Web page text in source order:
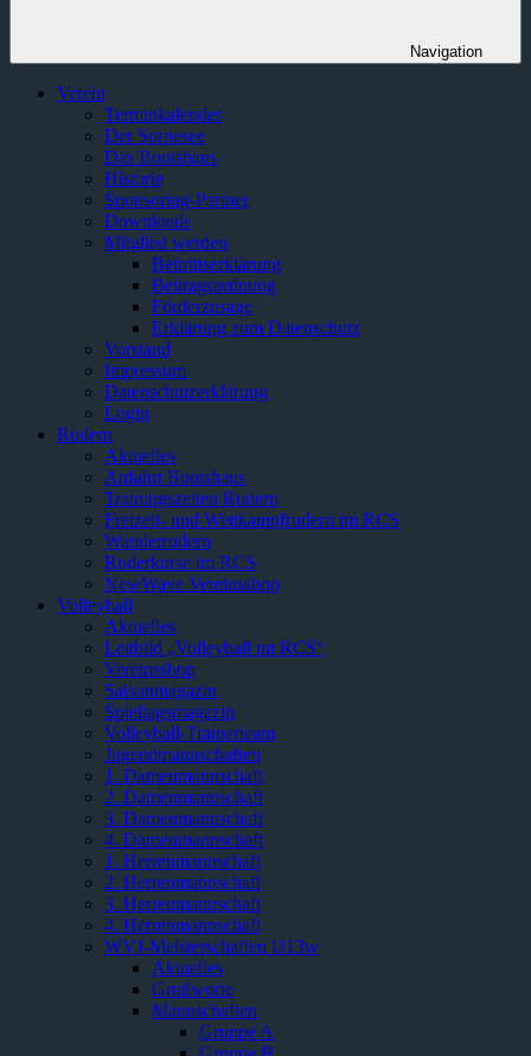
Navigation
Verein
Terminkalender
Der Sorpesee
Das Bootshaus
Historie
Sponsoring-Partner
Downloads
Mitglied werden
Beitrittserklärung
Beitragsordnung
Förderzusage
Erklärung zum Datenschutz
Vorstand
Impressum
Datenschutzerklärung
Login
Rudern
Aktuelles
Anfahrt Bootshaus
Trainingszeiten Rudern
Freizeit- und Wettkampfrudern im RCS
Wanderrudern
Ruderkurse im RCS
NewWave Vereinsshop
Volleyball
Aktuelles
Leitbild „Volleyball im RCS“
Vereinsshop
Saisonmagazin
Spieltagsmagazin
Volleyball-Trainerteam
Jugendmannschaften
1. Damenmannschaft
2. Damenmannschaft
3. Damenmannschaft
4. Damenmannschaft
1. Herrenmannschaft
2. Herrenmannschaft
3. Herrenmannschaft
4. Herrenmannschaft
WVJ-Meisterschaften U13w
Aktuelles
Grußworte
Mannschaften
Gruppe A